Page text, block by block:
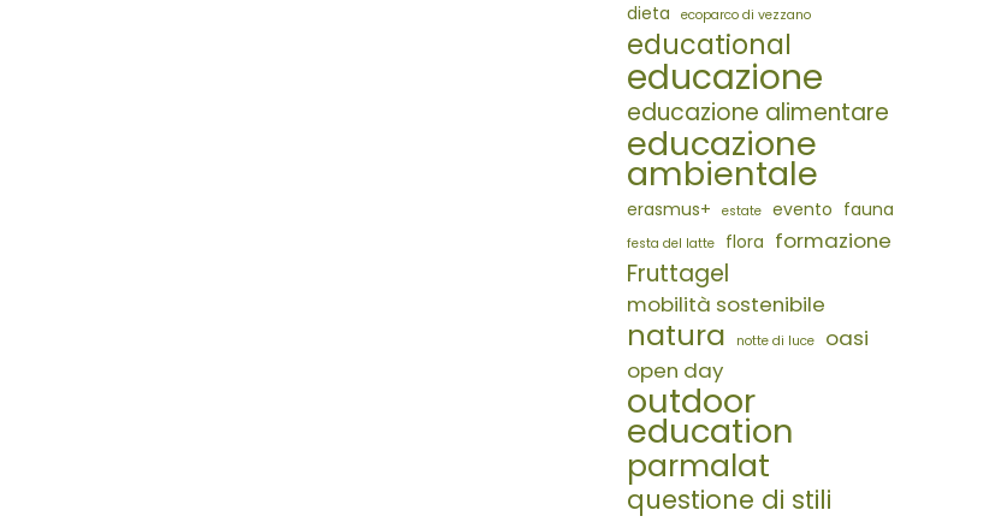
dieta ecoparco di vezzano
educational
educazione
educazione alimentare
educazione
ambientale
erasmus+ estate evento fauna
festa del latte flora formazione
Fruttagel
mobilità sostenibile
natura notte di luce
oasi
open day
outdoor
education
parmalat
questione di stili